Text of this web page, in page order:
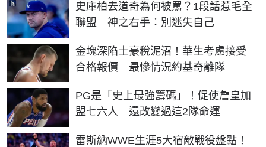
史庫柏去道奇為何被罵？1段話惹毛全
聯盟 神之右手：別迷失自己
金塊深陷土豪稅泥沼！華生考慮接受
合格報價 最慘情況約基奇離隊
PG是「史上最強籌碼」！促使詹皇加
盟七六人 還改變過這2隊命運
雷斯納WWE生涯5大宿敵戰役盤點！